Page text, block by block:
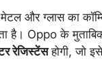
और ग्लास का
है। Oppo के
रेजिस्टेंसहोगी, जो